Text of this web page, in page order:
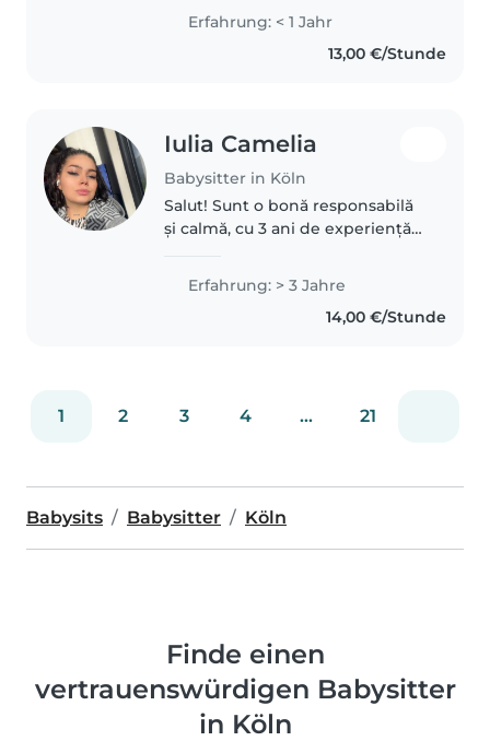
gerne mit Kindern im
Kindergarten- und Vorschulalter
spielt und bastelt. Ich bin sehr
Erfahrung: < 1 Jahr
13,00 €/Stunde
Iulia Camelia
Babysitter in Köln
Salut! Sunt o bonă responsabilă
și calmă, cu 3 ani de experiență
vârstele. Sunt confortabilă cu
animalele de companie, gătitul și
Erfahrung: > 3 Jahre
14,00 €/Stunde
1 2 3 4 ... 21
Babysits Babysitter Köln
Finde einen
vertrauenswürdigen Babysitter
in Köln